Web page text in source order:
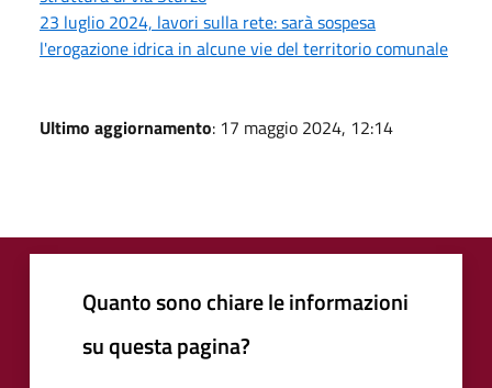
23 luglio 2024, lavori sulla rete: sarà sospesa
l'erogazione idrica in alcune vie del territorio comunale
Ultimo aggiornamento: 17 maggio 2024, 12:14
Quanto sono chiare le informazioni
su questa pagina?